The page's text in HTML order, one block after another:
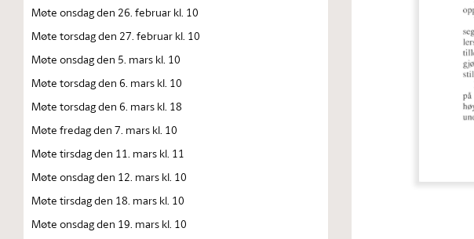
Møte onsdag den 26. februar kl. 10
Møte torsdag den 27. februar kl. 10
Møte onsdag den 5. mars kl. 10
Møte torsdag den 6. mars kl. 10
Møte torsdag den 6. mars kl. 18
Møte fredag den 7. mars kl. 10
Møte tirsdag den 11. mars kl. 11
Møte onsdag den 12. mars kl. 10
Møte tirsdag den 18. mars kl. 10
Møte onsdag den 19. mars kl. 10